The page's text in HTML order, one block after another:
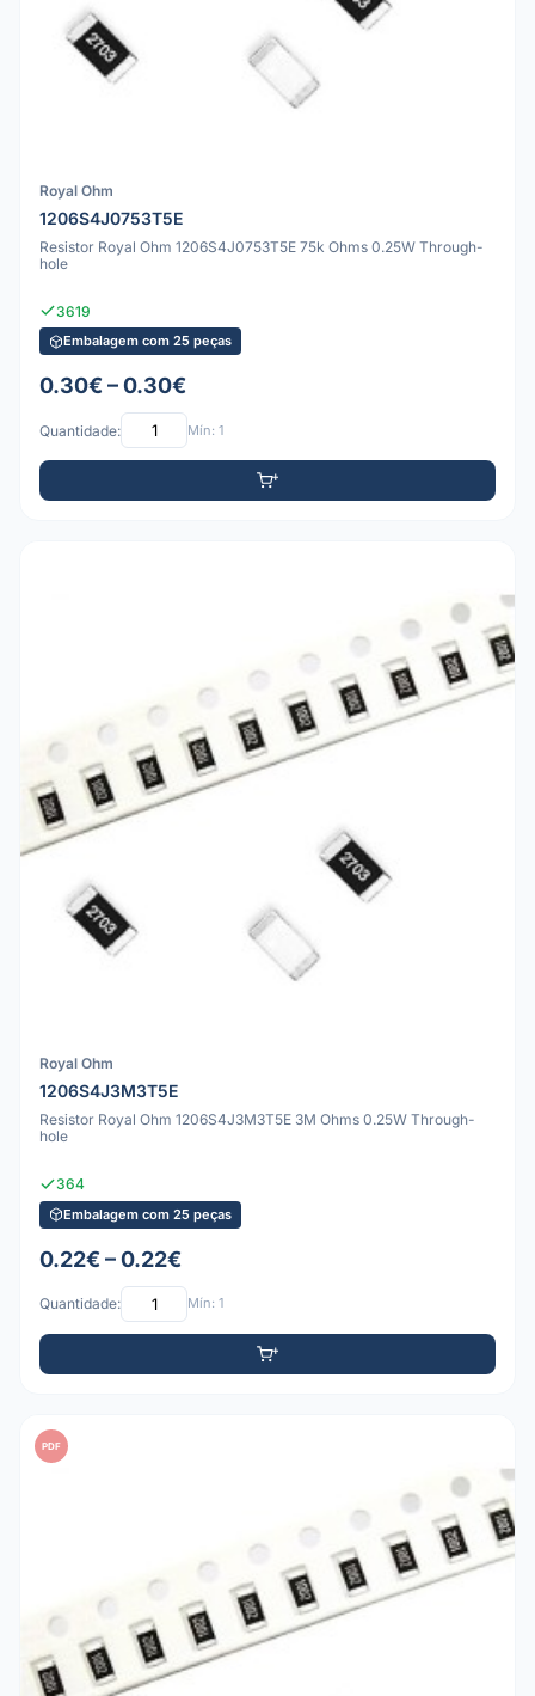
Royal Ohm
1206S4J0753T5E
Resistor Royal Ohm 1206S4J0753T5E 75k Ohms 0.25W Through-
hole
3619
Embalagem com 25 peças
0.30€ – 0.30€
Quantidade: Mín: 1
Royal Ohm
1206S4J3M3T5E
Resistor Royal Ohm 1206S4J3M3T5E 3M Ohms 0.25W Through-
hole
364
Embalagem com 25 peças
0.22€ – 0.22€
Quantidade: Mín: 1
PDF